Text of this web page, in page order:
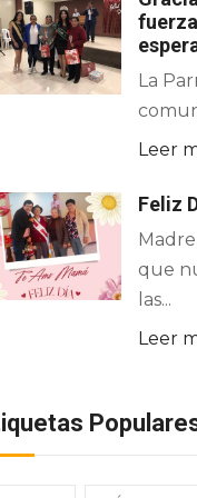
La
Leer
Feliz
que
las...
Leer